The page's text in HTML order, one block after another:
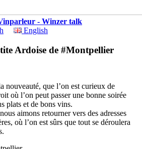
- Winzer talk
English
Ardoise de #Montpellier
nouveauté, que l’on est curieux de
où l’on peut passer une bonne soirée
plats et de bons vins.
aimons retourner vers des adresses
où l’on est sûrs que tout se déroulera